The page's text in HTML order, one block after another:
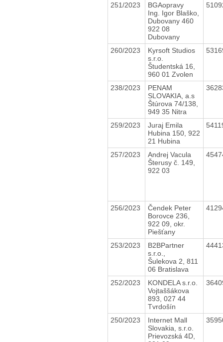
251/2023
BGAopravy
Ing. Igor Blaško,
Dubovany 460
922 08
Dubovany
260/2023
Kyrsoft Studios
s.r.o.
Študentská 16,
960 01 Zvolen
238/2023
PENAM
SLOVAKIA, a.s
Štúrova 74/138,
949 35 Nitra
259/2023
Juraj Emila
Hubina 150, 922
21 Hubina
257/2023
Andrej Vacula
Šterusy č. 149,
922 03
256/2023
Čendek Peter
Borovce 236,
922 09, okr.
Piešťany
253/2023
B2BPartner
s.r.o.,
Šulekova 2, 811
06 Bratislava
252/2023
KONDELA s.r.o.
Vojtaššákova
893, 027 44
Tvrdošín
250/2023
Internet Mall
Slovakia, s.r.o.
Prievozská 4D,